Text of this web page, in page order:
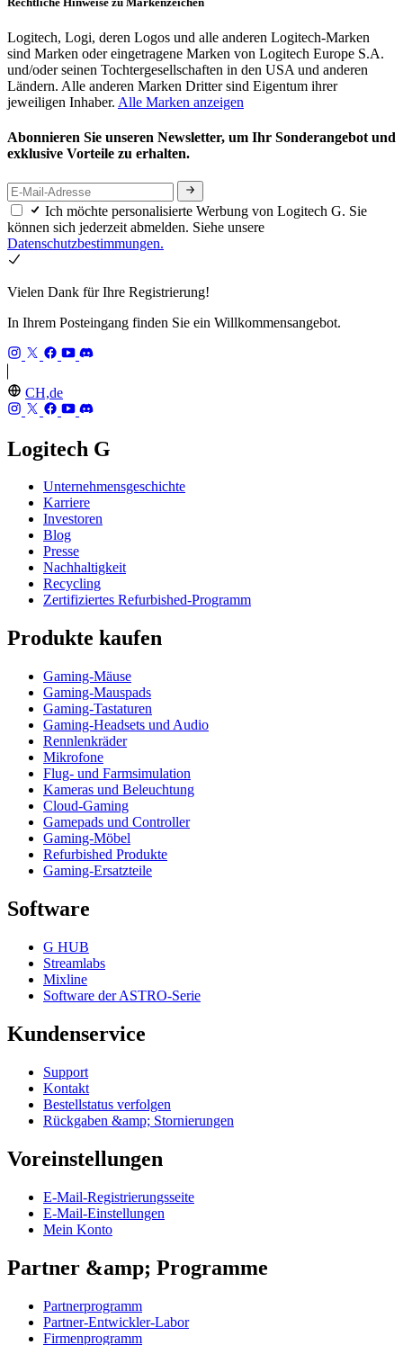
Logitech, Logi, deren Logos und alle anderen Logitech-Marken
sind Marken oder eingetragene Marken von Logitech Europe S.A.
und/oder seinen Tochtergesellschaften in den USA und anderen
Ländern. Alle anderen Marken Dritter sind Eigentum ihrer
jeweiligen Inhaber. Alle Marken anzeigen
Abonnieren Sie unseren Newsletter, um Ihr Sonderangebot und
exklusive Vorteile zu erhalten.
Ich möchte personalisierte Werbung von Logitech G. Sie
können sich jederzeit abmelden. Siehe unsere
Datenschutzbestimmungen.
Vielen Dank für Ihre Registrierung!
In Ihrem Posteingang finden Sie ein Willkommensangebot.
CH,de
Logitech G
Unternehmensgeschichte
Karriere
Investoren
Blog
Presse
Nachhaltigkeit
Recycling
Zertifiziertes Refurbished-Programm
Produkte kaufen
Gaming-Mäuse
Gaming-Mauspads
Gaming-Tastaturen
Gaming-Headsets und Audio
Rennlenkräder
Mikrofone
Flug- und Farmsimulation
Kameras und Beleuchtung
Cloud-Gaming
Gamepads und Controller
Gaming-Möbel
Refurbished Produkte
Gaming-Ersatzteile
Software
G HUB
Streamlabs
Mixline
Software der ASTRO-Serie
Kundenservice
Support
Kontakt
Bestellstatus verfolgen
Rückgaben &amp; Stornierungen
Voreinstellungen
E-Mail-Registrierungsseite
E-Mail-Einstellungen
Mein Konto
Partner &amp; Programme
Partnerprogramm
Partner-Entwickler-Labor
Firmenprogramm